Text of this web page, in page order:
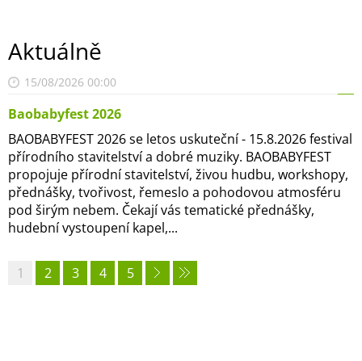
Aktuálně
15/08/2026 00:00
Baobabyfest 2026
BAOBABYFEST 2026 se letos uskuteční - 15.8.2026 festival
přírodního stavitelství a dobré muziky. BAOBABYFEST
propojuje přírodní stavitelství, živou hudbu, workshopy,
přednášky, tvořivost, řemeslo a pohodovou atmosféru
pod širým nebem. Čekají vás tematické přednášky,
hudební vystoupení kapel,...
1 2 3 4 5